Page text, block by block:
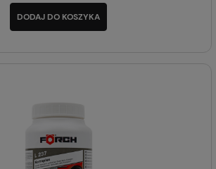
DODAJ DO KOSZYKA